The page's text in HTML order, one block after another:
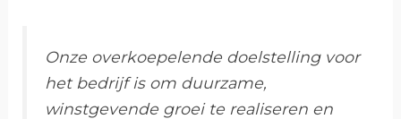
Onze overkoepelende doelstelling voor
het bedrijf is om duurzame,
winstgevende groei te realiseren en